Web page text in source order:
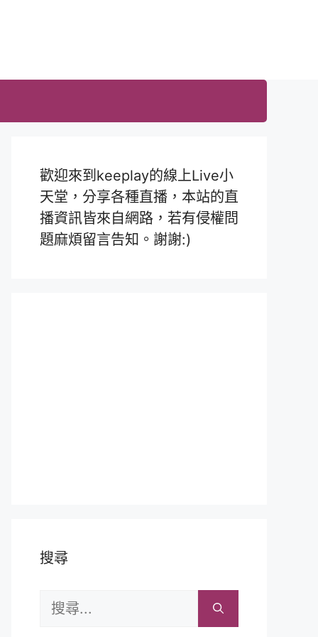
歡迎來到keeplay的線上Live小
天堂，分享各種直播，本站的直
播資訊皆來自網路，若有侵權問
題麻煩留言告知。謝謝:)
搜尋
搜